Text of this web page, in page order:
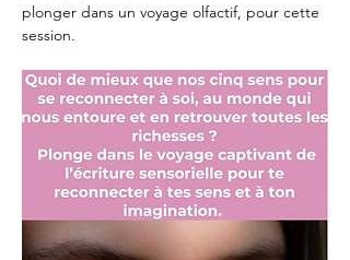
plonger dans un voyage olfactif, pour cette
session.